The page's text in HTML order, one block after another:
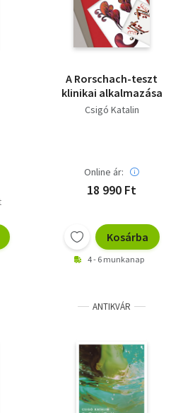
A Rorschach-teszt
klinikai alkalmazása
Csigó Katalin
Online ár:
18 990 Ft
Kosárba
4 - 6 munkanap
ANTIKVÁR